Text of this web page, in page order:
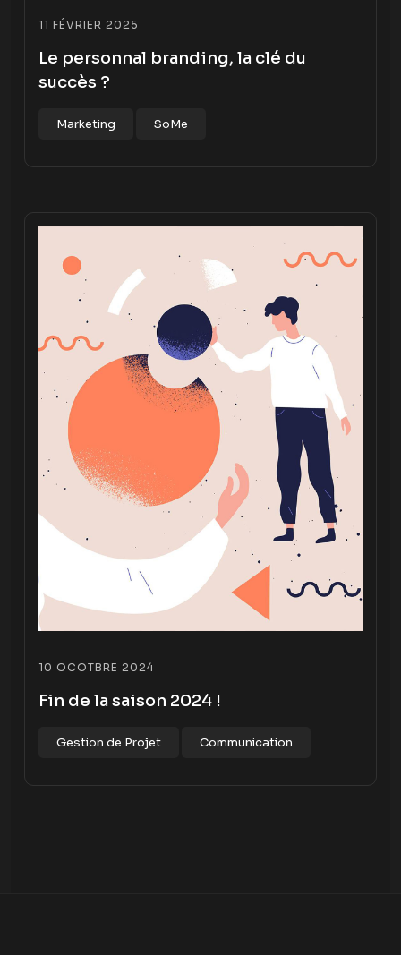
11 FÉVRIER 2025
Le personnal branding, la clé du
succès ?
Marketing SoMe
10 OCOTBRE 2024
Fin de la saison 2024 !
Gestion de Projet Communication